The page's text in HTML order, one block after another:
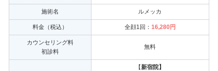
施術名 ルメッカ
料金（税込） 全顔1回： 16,280円
カウンセリング料
初診料
無料
【新宿院】